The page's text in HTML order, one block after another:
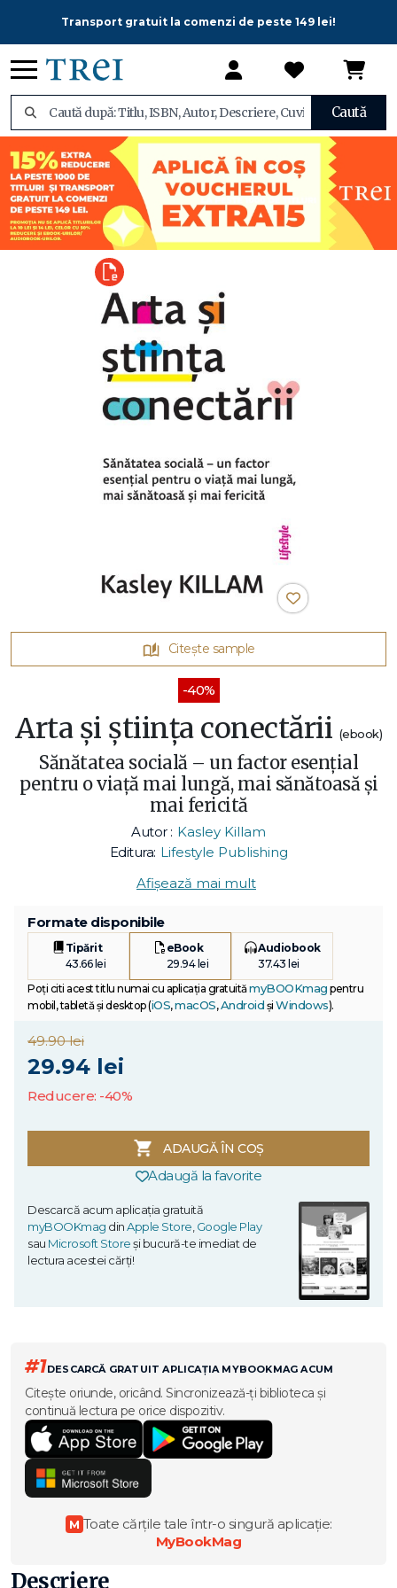
Transport gratuit la comenzi de peste 149 lei!
Caută
Citește sample
-40%
Arta și știința conectării (ebook)
Sănătatea socială – un factor esențial
pentru o viață mai lungă, mai sănătoasă și
mai fericită
Autor : Kasley Killam
Editura: Lifestyle Publishing
Afișează mai mult
Formate disponibile
Tipărit
43.66 lei
eBook
29.94 lei
Audiobook
37.43 lei
Poți citi acest titlu numai cu aplicația gratuitămyBOOKmag pentru
mobil, tabletă și desktop (iOS,macOS,Android și Windows).
49.90 lei
29.94 lei
Reducere: -40%
ADAUGĂ ÎN COȘ
Adaugă la favorite
Descarcă acum aplicația gratuită
myBOOKmag dinApple Store,Google Play
sau Microsoft Storeși bucură-te imediat de
lectura acestei cărți!
#1DESCARCĂ GRATUIT APLICAȚIA MYBOOKMAG ACUM
Citește oriunde, oricând. Sincronizează-ți biblioteca și
continuă lectura pe orice dispozitiv.
M Toate cărțile tale într-o singură aplicație:
MyBookMag
Descriere